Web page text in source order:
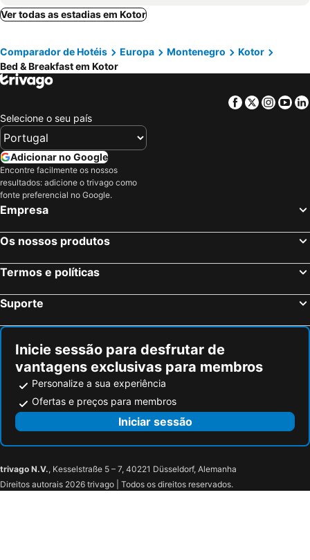
Petrovac, bed and breakfasts
Risan, bed and breakfasts
Nikšić, bed and breakfasts
Konavla, bed and breakfasts
Ver todas as estadias em Kotor
Comparador de Hotéis Europa Montenegro
Kotor
Bed & Breakfast em Kotor
Facebook
Twitter
Selecione o seu país
Adicionar no Google
Encontre facilmente os nossos
resultados: adicione o trivago como
fonte preferencial no Google.
Empresa
Os nossos produtos
Termos e políticas
Suporte
Inicie sessão para desfrutar de
vantagens exclusivas para membros
Personalize a sua experiência
Ofertas e preços para membros
Iniciar sessão
trivago N.V., Kesselstraße 5 – 7, 40221 Düsseldorf, Alemanha
Direitos autorais 2026 trivago | Todos os direitos reservados.